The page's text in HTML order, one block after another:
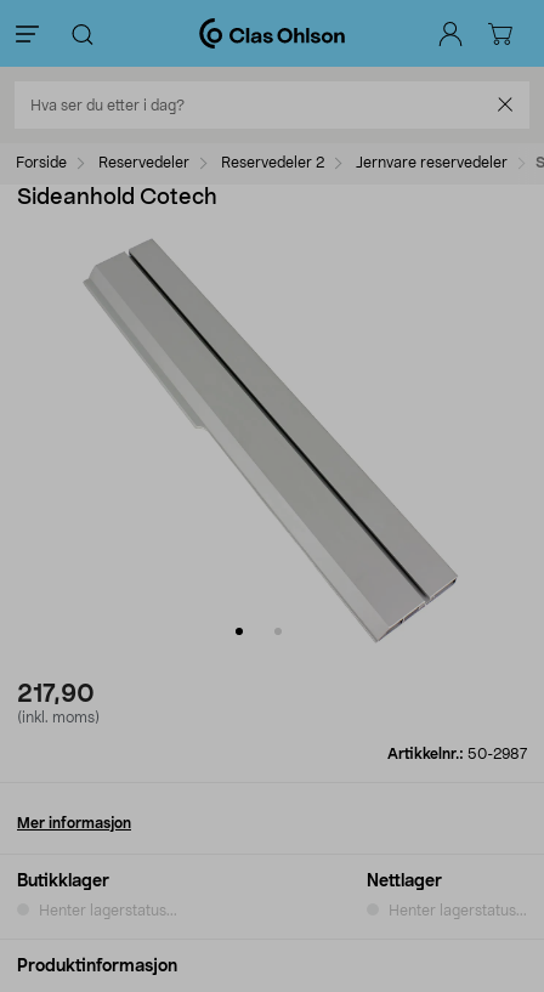
Forside Reservedeler Reservedeler 2 Jernvare reservedeler
Sideanhold Cotech
217,90
(inkl. moms)
Artikkelnr.: 50-2987
Butikklager
Henter lagerstatus...
Nettlager
Henter lagerstatus...
Mer informasjon
Produktinformasjon